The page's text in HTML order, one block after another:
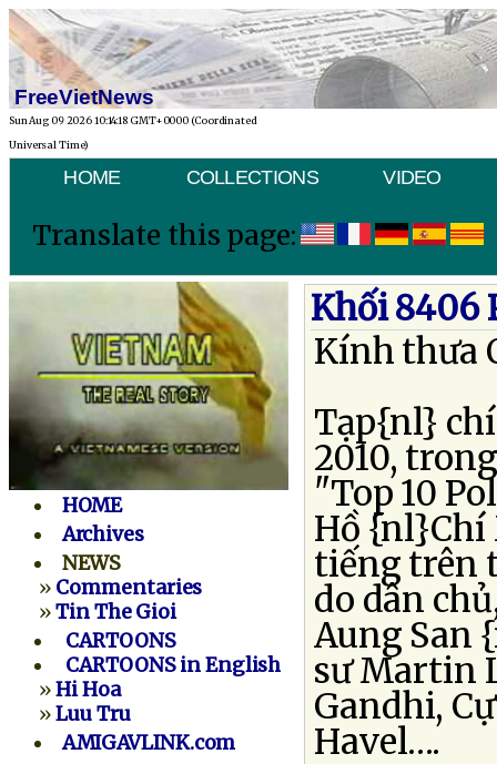
FreeVietNews
Sun Aug 09 2026 10:14:18 GMT+0000 (Coordinated
Universal Time)
HOME COLLECTIONS VIDEO
Translate this page:
HOME
Archives
NEWS
» Commentaries
»Tin The Gioi
CARTOONS
CARTOONS in English
»Hi Hoa
»Luu Tru
AMIGAVLINK.com
Khối 8406
Kính thưa
Tạp{nl}
2010,
"Top 10
Hồ
tiếng trên
do dân
Aung San
sư Martin
Gandhi,
Havel….